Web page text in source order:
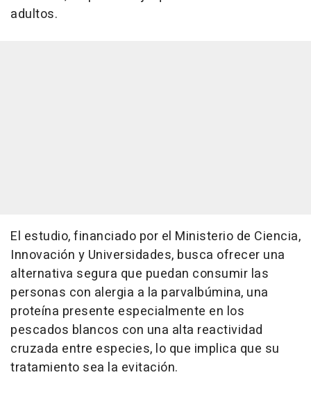
adultos.
El estudio, financiado por el Ministerio de Ciencia,
Innovación y Universidades, busca ofrecer una
alternativa segura que puedan consumir las
personas con alergia a la parvalbúmina, una
proteína presente especialmente en los
pescados blancos con una alta reactividad
cruzada entre especies, lo que implica que su
tratamiento sea la evitación.